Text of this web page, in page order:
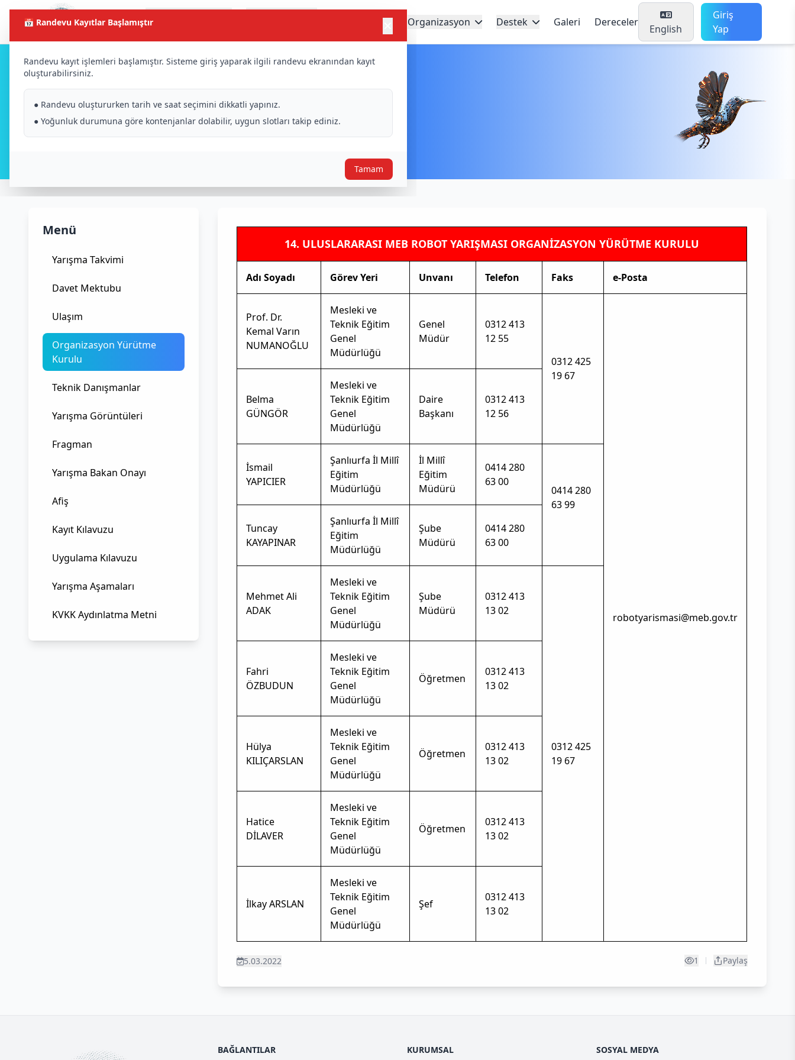
📅 Randevu Kayıtlar Başlamıştır
Randevu kayıt işlemleri başlamıştır. Sisteme giriş yaparak ilgili randevu ekranından kayıt
oluşturabilirsiniz.
● Randevu oluştururken tarih ve saat seçimini dikkatli yapınız.
● Yoğunluk durumuna göre kontenjanlar dolabilir, uygun slotları takip ediniz.
Tamam
Anasayfa Organizasyon Destek Galeri Dereceler
English
Giriş
Yap
Organizasyon Yürütme Kurulu
Menü
Yarışma Takvimi
Davet Mektubu
Ulaşım
Organizasyon Yürütme
Kurulu
Teknik Danışmanlar
Yarışma Görüntüleri
Fragman
Yarışma Bakan Onayı
Afiş
Kayıt Kılavuzu
Uygulama Kılavuzu
Yarışma Aşamaları
KVKK Aydınlatma Metni
14. ULUSLARARASI MEB ROBOT YARIŞMASI ORGANİZASYON YÜRÜTME KURULU
Adı Soyadı Görev Yeri Unvanı Telefon Faks e-Posta
Prof. Dr.
Kemal Varın
NUMANOĞLU
Mesleki ve
Teknik Eğitim
Genel
Müdürlüğü
Genel
Müdür
0312 413
12 55
0312 425
19 67
robotyarismasi@meb.gov.tr
Belma
GÜNGÖR
Mesleki ve
Teknik Eğitim
Genel
Müdürlüğü
Daire
Başkanı
0312 413
12 56
İsmail
YAPICIER
Şanlıurfa İl Millî
Eğitim
Müdürlüğü
İl Millî
Eğitim
Müdürü
0414 280
63 00
0414 280
63 99
Tuncay
KAYAPINAR
Şanlıurfa İl Millî
Eğitim
Müdürlüğü
Şube
Müdürü
0414 280
63 00
Mehmet Ali
ADAK
Mesleki ve
Teknik Eğitim
Genel
Müdürlüğü
Şube
Müdürü
0312 413
13 02
0312 425
19 67
Fahri
ÖZBUDUN
Mesleki ve
Teknik Eğitim
Genel
Müdürlüğü
Öğretmen
0312 413
13 02
Hülya
KILIÇARSLAN
Mesleki ve
Teknik Eğitim
Genel
Müdürlüğü
Öğretmen
0312 413
13 02
Hatice
DİLAVER
Mesleki ve
Teknik Eğitim
Genel
Müdürlüğü
Öğretmen
0312 413
13 02
İlkay ARSLAN
Mesleki ve
Teknik Eğitim
Genel
Müdürlüğü
Şef
0312 413
13 02
5.03.2022 1 Paylaş
BAĞLANTILAR KURUMSAL SOSYAL MEDYA